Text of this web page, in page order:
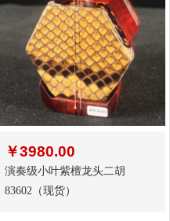
￥3980.00
演奏级小叶紫檀龙头二胡
83602（现货）